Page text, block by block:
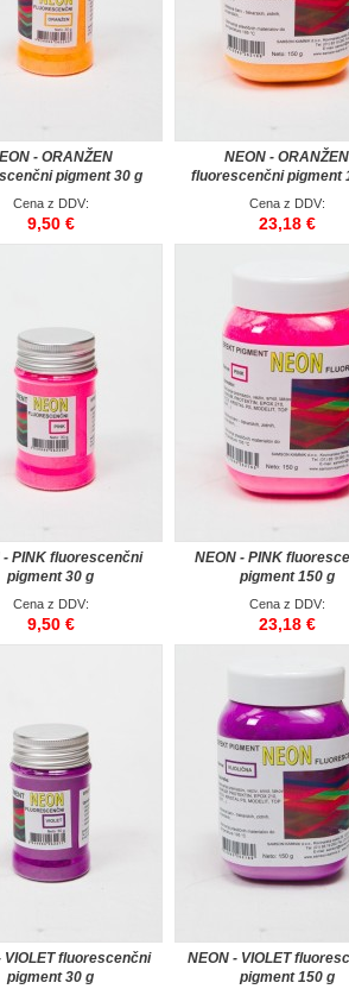
- ORANŽEN
pigment 30 g
Cena z DDV:
9,50 €
NEON - ORANŽEN
fluorescenčni pigment
Cena z DDV:
23,18 €
- PINK fluorescenčni
pigment 30 g
Cena z DDV:
9,50 €
NEON - PINK
pigment 150 g
Cena z DDV:
23,18 €
VIOLET fluorescenčni
pigment 30 g
NEON - VIOLET
pigment 150 g